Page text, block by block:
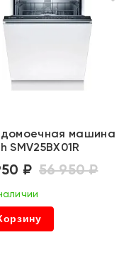
машина
SMV25BX01R
₽ 56 950 ₽